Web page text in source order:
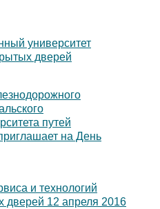
университет
дверей
путей
на День
и технологий
дверей 12 апреля 2016